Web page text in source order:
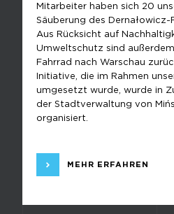
Mitarbeiter haben sich 20
Säuberung des
Aus Rücksicht auf
Umweltschutz sind
Fahrrad nach Warschau
Initiative, die im Rahmen
umgesetzt wurde, wurde in
der Stadtverwaltung von
organisiert.
MEHR ERFAHREN